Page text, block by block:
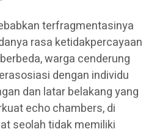
terfragmentasinya
rasa ketidakpercayaan
warga cenderung
dengan individu
dan latar belakang yang
echo chambers, di
seolah tidak memiliki